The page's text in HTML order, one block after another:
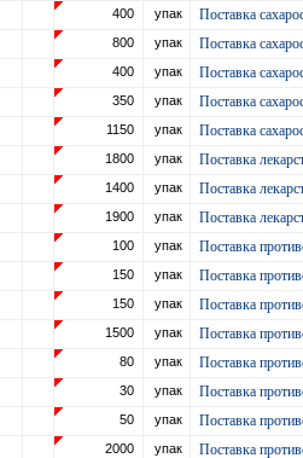
400 упак
Поставка
800 упак
Поставка
400 упак
Поставка
350 упак
Поставка
1150 упак
Поставка
1800 упак
Поставка
1400 упак
Поставка
1900 упак
Поставка
100 упак
Поставка
150 упак
Поставка
150 упак
Поставка
1500 упак
Поставка
80 упак
Поставка
30 упак
Поставка
50 упак
Поставка
2000 упак
Поставка